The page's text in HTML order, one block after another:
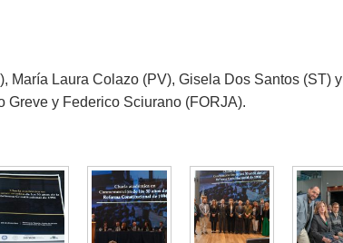
María Laura Colazo (PV), Gisela Dos Santos (ST) y
Greve y Federico Sciurano (FORJA).